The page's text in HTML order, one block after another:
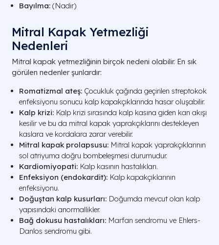
Bayılma: (Nadir)
Mitral Kapak Yetmezliği
Nedenleri
Mitral kapak yetmezliğinin birçok nedeni olabilir. En sık
görülen nedenler şunlardır:
Romatizmal ateş: Çocukluk çağında geçirilen streptokok
enfeksiyonu sonucu kalp kapakçıklarında hasar oluşabilir.
Kalp krizi: Kalp krizi sırasında kalp kasına giden kan akışı
kesilir ve bu da mitral kapak yaprakçıklarını destekleyen
kaslara ve kordalara zarar verebilir.
Mitral kapak prolapsusu: Mitral kapak yaprakçıklarının
sol atriyuma doğru bombeleşmesi durumudur.
Kardiomiyopati: Kalp kasının hastalıkları.
Enfeksiyon (endokardit): Kalp kapakçıklarının
enfeksiyonu.
Doğuştan kalp kusurları: Doğumda mevcut olan kalp
yapısındaki anormallikler.
Bağ dokusu hastalıkları: Marfan sendromu ve Ehlers-
Danlos sendromu gibi.